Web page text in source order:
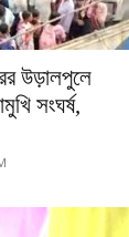
উড়ালপুলে
সংঘর্ষ,